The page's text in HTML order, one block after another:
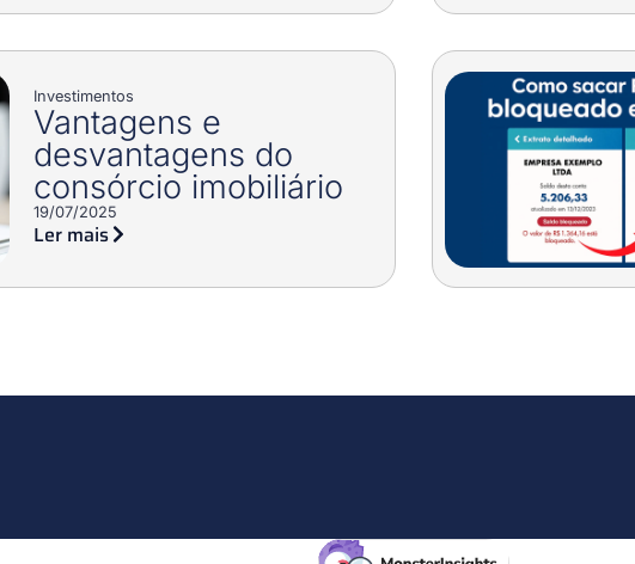
Investimentos
Vantagens e
desvantagens do
consórcio imobiliário
19/07/2025
Ler mais